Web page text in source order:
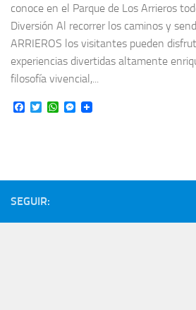
conoce en el Parque de Los Arrieros
Diversión Al recorrer los caminos y
ARRIEROS los visitantes pueden
experiencias divertidas altamente
filosofía vivencial,...
Facebook
TwitterWhatsApp
Messenger
SEGUIR: